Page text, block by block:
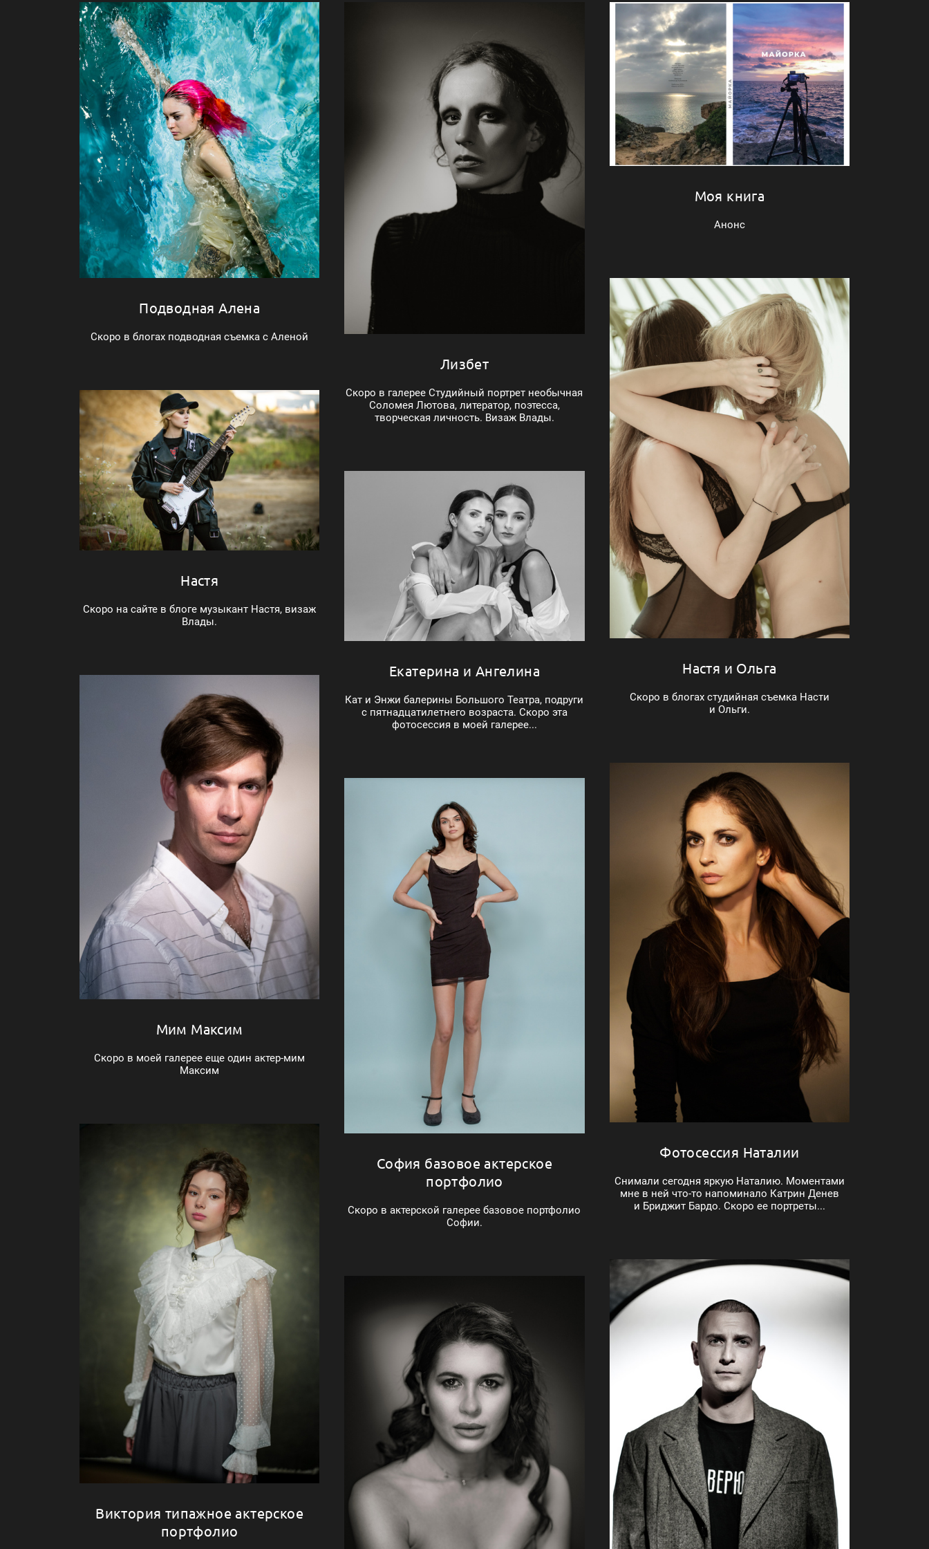
Подводная Алена
Скоро в блогах подводная съемка с Аленой
Лизбет
Скоро в галерее Студийный портрет необычная
Соломея Лютова, литератор, поэтесса,
творческая личность. Визаж Влады.
Моя книга
Анонс
Настя и Ольга
Скоро в блогах студийная съемка Насти
и Ольги.
Настя
Скоро на сайте в блоге музыкант Настя, визаж
Влады.
Екатерина и Ангелина
Кат и Энжи балерины Большого Театра, подруги
с пятнадцатилетнего возраста. Скоро эта
фотосессия в моей галерее...
Мим Максим
Скоро в моей галерее еще один актер-мим
Максим
Фотосессия Наталии
Снимали сегодня яркую Наталию. Моментами
мне в ней что-то напоминало Катрин Денев
и Бриджит Бардо. Скоро ее портреты...
София базовое актерское
портфолио
Скоро в актерской галерее базовое портфолио
Софии.
Виктория типажное актерское
портфолио